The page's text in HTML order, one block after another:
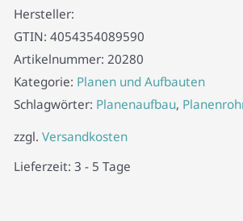
Hersteller:
GTIN: 4054354089590
Artikelnummer: 20280
Kategorie: Planen und Aufbauten
Schlagwörter: Planenaufbau,
zzgl. Versandkosten
Lieferzeit: 3 - 5 Tage